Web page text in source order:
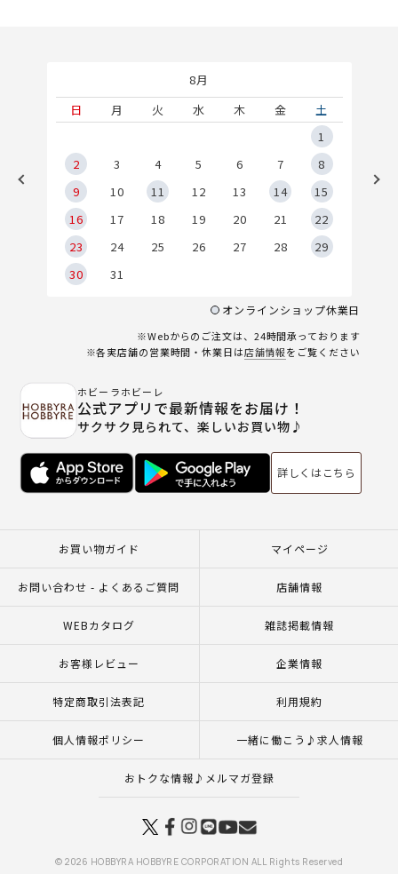
8月
日
月 火 水 木 金
土
1
2
3 4 5 6 7
8
9
10 11 12 13 14
15
16
17 18 19 20 21
22
23
24 25 26 27 28
29
30
31
オンラインショップ休業日
※Webからのご注文は、24時間承っております
※各実店舗の営業時間・休業日は店舗情報をご覧ください
ホビーラホビーレ
公式アプリで最新情報をお届け！
サクサク見られて、楽しいお買い物♪
詳しくはこちら
お買い物ガイド マイページ
お問い合わせ - よくあるご質問 店舗情報
WEBカタログ 雑誌掲載情報
お客様レビュー 企業情報
特定商取引法表記 利用規約
個人情報ポリシー 一緒に働こう♪求人情報
おトクな情報♪メルマガ登録
© 2026 HOBBYRA HOBBYRE CORPORATION ALL Rights Reserved